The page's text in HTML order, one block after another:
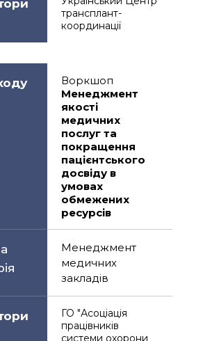
трансплант-
координації
Воркшоп
Менеджмент
якості
медичних
послуг та
покращення
пацієнтського
досвіду в
умовах
обмежених
ресурсів
Менеджмент
медичних
закладів
ГО "Асоціація
працівників
системи охорони